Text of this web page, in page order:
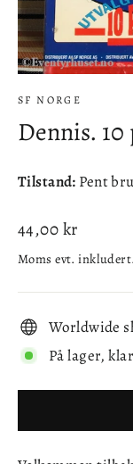
SF NORGE
Dennis. 10
Tilstand: Pent
Ordinær
pris
44,00 kr
Moms evt. inkludert.
Worldwide
På lager,